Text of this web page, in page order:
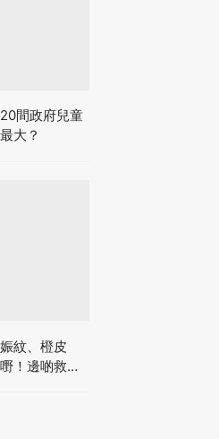
間政府兒童
大？
紋、橙皮
！邊啲救得